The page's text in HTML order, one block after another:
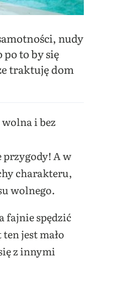
nudy
to by się
traktuję dom
wolna i bez
przygody! A w
charakteru,
wolnego.
fajnie spędzić
jest mało
z innymi